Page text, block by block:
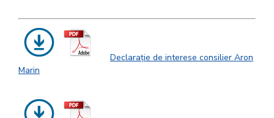
Declarație de interese consilier Aron
Marin